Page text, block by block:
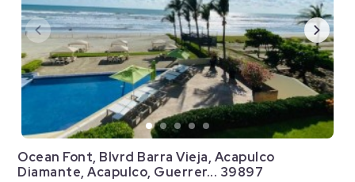
Ocean Font, Blvrd Barra Vieja, Acapulco
Diamante, Acapulco, Guerrer... 39897